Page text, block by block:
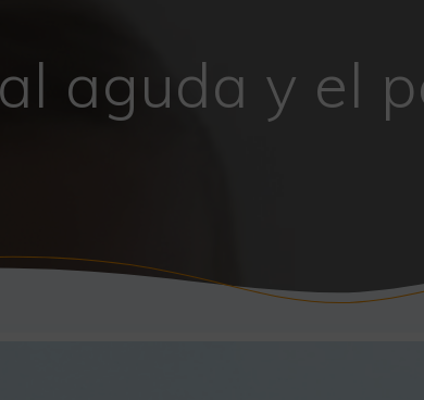
aguda y el